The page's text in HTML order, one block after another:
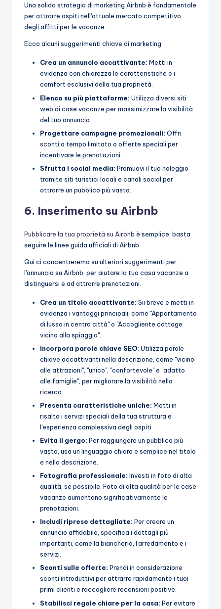
Una solida strategia di marketing Airbnb è fondamentale
per attrarre ospiti nell'attuale mercato competitivo
degli affitti per le vacanze.
Ecco alcuni suggerimenti chiave di marketing:
Crea un annuncio accattivante: Metti in
evidenza con chiarezza le caratteristiche e i
comfort esclusivi della tua proprietà.
Elenco su più piattaforme: Utilizza diversi siti
web di case vacanze per massimizzare la visibilità
del tuo annuncio.
Progettare campagne promozionali: Offri
sconti a tempo limitato o offerte speciali per
incentivare le prenotazioni.
Sfrutta i social media: Promuovi il tuo noleggio
tramite siti turistici locali e canali social per
attrarre un pubblico più vasto.
6. Inserimento su Airbnb
Pubblicare la tua proprietà su Airbnb è semplice: basta
seguire le linee guida ufficiali di Airbnb.
Qui ci concentreremo su ulteriori suggerimenti per
l'annuncio su Airbnb, per aiutare la tua casa vacanze a
distinguersi e ad attrarre prenotazioni.
Crea un titolo accattivante: Sii breve e metti in
evidenza i vantaggi principali, come "Appartamento
di lusso in centro città" o "Accogliente cottage
vicino alla spiaggia".
Incorpora parole chiave SEO: Utilizza parole
chiave accattivanti nella descrizione, come "vicino
alle attrazioni", "unico", "confortevole" e "adatto
alle famiglie", per migliorare la visibilità nella
ricerca.
Presenta caratteristiche uniche: Metti in
risalto i servizi speciali della tua struttura e
l'esperienza complessiva degli ospiti.
Evita il gergo: Per raggiungere un pubblico più
vasto, usa un linguaggio chiaro e semplice nel titolo
e nella descrizione.
Fotografia professionale: Investi in foto di alta
qualità, se possibile. Foto di alta qualità per le case
vacanze aumentano significativamente le
prenotazioni.
Includi riprese dettagliate: Per creare un
annuncio affidabile, specifica i dettagli più
importanti, come la biancheria, l'arredamento e i
servizi.
Sconti sulle offerte: Prendi in considerazione
sconti introduttivi per attrarre rapidamente i tuoi
primi clienti e raccogliere recensioni positive.
Stabilisci regole chiare per la casa: Per evitare